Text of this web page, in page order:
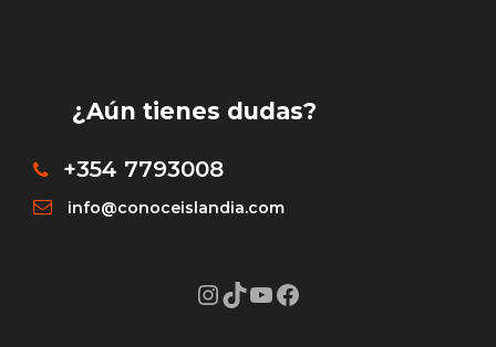
¿Aún tienes dudas?
+354 7793008
info@conoceislandia.com
InstagramTikTok YouTube Facebook